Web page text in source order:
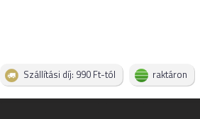
Szállítási díj: 990 Ft-tól raktáron